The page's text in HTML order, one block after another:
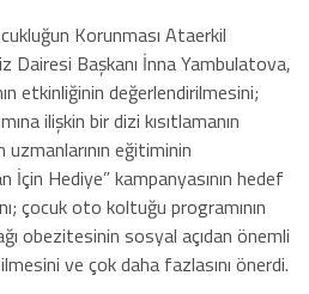
Korunması Ataerkil
Dairesi Başkanı İnna Yambulatova,
etkinliğinin değerlendirilmesini;
ilişkin bir dizi kısıtlamanın
uzmanlarının eğitiminin
İçin Hediye” kampanyasının hedef
çocuk oto koltuğu programının
obezitesinin sosyal açıdan önemli
ve çok daha fazlasını önerdi.